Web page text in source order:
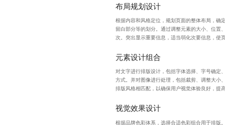
布局规划设计
根据内容和风格定位，规划页面的整体布局，确
留白部分等的划分。通过调整元素的大小、位置
次。突出显示重要信息，适当弱化次要信息，使
元素设计组合
对文字进行排版设计，包括字体选择、字号确定
方式。并对图像进行处理，包括裁剪、调整大小
排版风格相匹配，以确保用户视觉体验良好，提
视觉效果设计
根据品牌色彩体系，选择合适色彩组合用于排版